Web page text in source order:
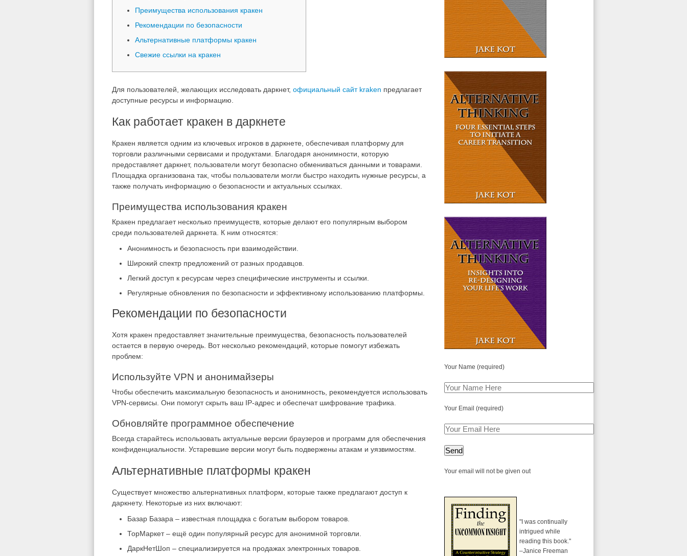
Преимущества использования кракен
Рекомендации по безопасности
Альтернативные платформы кракен
Свежие ссылки на кракен
Для пользователей, желающих исследовать даркнет, официальный сайт kraken предлагает
доступные ресурсы и информацию.
Как работает кракен в даркнете
Кракен является одним из ключевых игроков в даркнете, обеспечивая платформу для
торговли различными сервисами и продуктами. Благодаря анонимности, которую
предоставляет даркнет, пользователи могут безопасно обмениваться данными и товарами.
Площадка организована так, чтобы пользователи могли быстро находить нужные ресурсы, а
также получать информацию о безопасности и актуальных ссылках.
Преимущества использования кракен
Кракен предлагает несколько преимуществ, которые делают его популярным выбором
среди пользователей даркнета. К ним относятся:
Анонимность и безопасность при взаимодействии.
Широкий спектр предложений от разных продавцов.
Легкий доступ к ресурсам через специфические инструменты и ссылки.
Регулярные обновления по безопасности и эффективному использованию платформы.
Рекомендации по безопасности
Хотя кракен предоставляет значительные преимущества, безопасность пользователей
остается в первую очередь. Вот несколько рекомендаций, которые помогут избежать
проблем:
Используйте VPN и анонимайзеры
Чтобы обеспечить максимальную безопасность и анонимность, рекомендуется использовать
VPN-сервисы. Они помогут скрыть ваш IP-адрес и обеспечат шифрование трафика.
Обновляйте программное обеспечение
Всегда старайтесь использовать актуальные версии браузеров и программ для обеспечения
конфиденциальности. Устаревшие версии могут быть подвержены атакам и уязвимостям.
Альтернативные платформы кракен
Существует множество альтернативных платформ, которые также предлагают доступ к
даркнету. Некоторые из них включают:
Базар Базара – известная площадка с богатым выбором товаров.
ТорМаркет – ещё один популярный ресурс для анонимной торговли.
ДаркНетШоп – специализируется на продажах электронных товаров.
Your Name (required)
Your Email (required)
Your email will not be given out
"I was continually
intrigued while
reading this book."
–Janice Freeman